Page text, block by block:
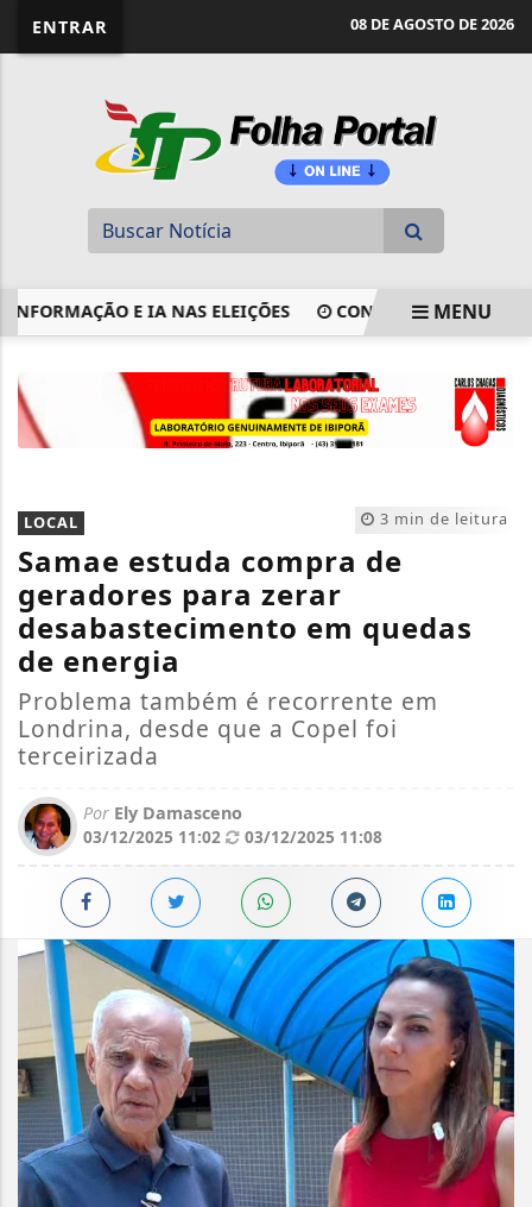
ENTRAR 08 DE AGOSTO DE 2026
E IA NAS ELEIÇÕES CONCURSOS PÚBLICOS
MENU
3 min de leitura
LOCAL
Samae estuda compra de
geradores para zerar
desabastecimento em quedas
de energia
Problema também é recorrente em
Londrina, desde que a Copel foi
terceirizada
Por Ely Damasceno
03/12/2025 11:02
03/12/2025 11:08